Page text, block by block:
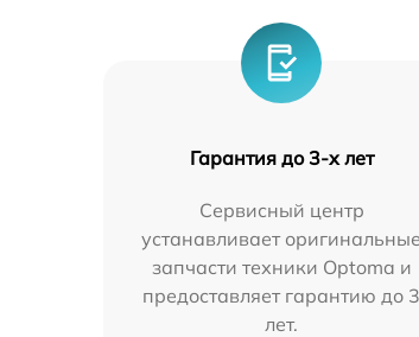
Гарантия до 3-х лет
Сервисный центр
устанавливает оригинальные
запчасти техники Optoma и
предоставляет гарантию до 3
лет.